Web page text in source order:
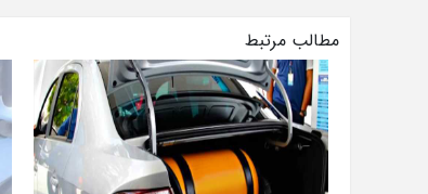
مطالب مرتبط